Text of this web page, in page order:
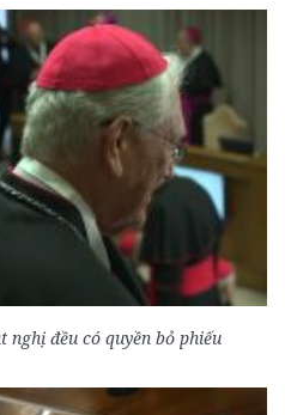
đều có quyền bỏ phiếu